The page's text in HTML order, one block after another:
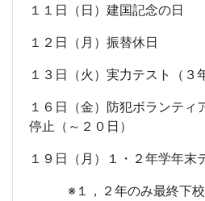
１１日（日）建国記念の日
１２日（月）振替休日
１３日（火）実力テスト（３
１６日（金）防犯ボランティ
停止（～２０日）
１９日（月）１・２年学年末
※１，２年のみ最終下校